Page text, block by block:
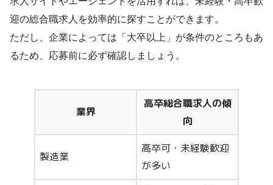
迎の総合職求人を効率的に探すことができます。
ただし、企業によっては「大卒以上」が条件のところもあ
るため、応募前に必ず確認しましょう。
業界
高卒総合職求人の傾
向
製造業
高卒可・未経験歓迎
が多い